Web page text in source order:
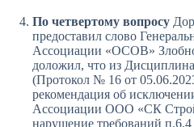
По четвертому вопросу
предоставил слово
Ассоциации «ОСОВ»
доложил, что из
(Протокол № 16 от
рекомендация об
Ассоциации ООО «СК
нарушение требований